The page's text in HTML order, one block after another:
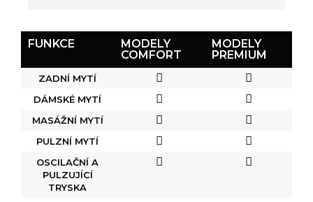
FUNKCE
MODELY
COMFORT
MODELY
PREMIUM
ZADNÍ MYTÍ
DÁMSKÉ MYTÍ
MASÁŽNÍ MYTÍ
PULZNÍ MYTÍ
OSCILAČNÍ A
PULZUJÍCÍ
TRYSKA